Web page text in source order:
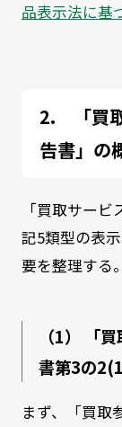
品表示法に基
「
告書」の
「買取サー
記5類型の表
要を整理する。
（1） 「
書第3の
まず、「買取